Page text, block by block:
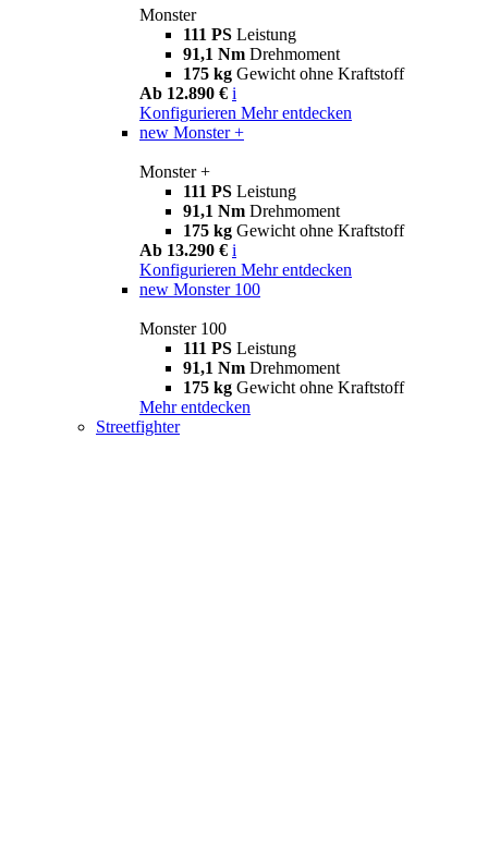
Monster
111 PS Leistung
91,1 Nm Drehmoment
175 kg Gewicht ohne Kraftstoff
Ab 12.890 € i
Konfigurieren Mehr entdecken
new Monster +
Monster +
111 PS Leistung
91,1 Nm Drehmoment
175 kg Gewicht ohne Kraftstoff
Ab 13.290 € i
Konfigurieren Mehr entdecken
new Monster 100
Monster 100
111 PS Leistung
91,1 Nm Drehmoment
175 kg Gewicht ohne Kraftstoff
Mehr entdecken
Streetfighter